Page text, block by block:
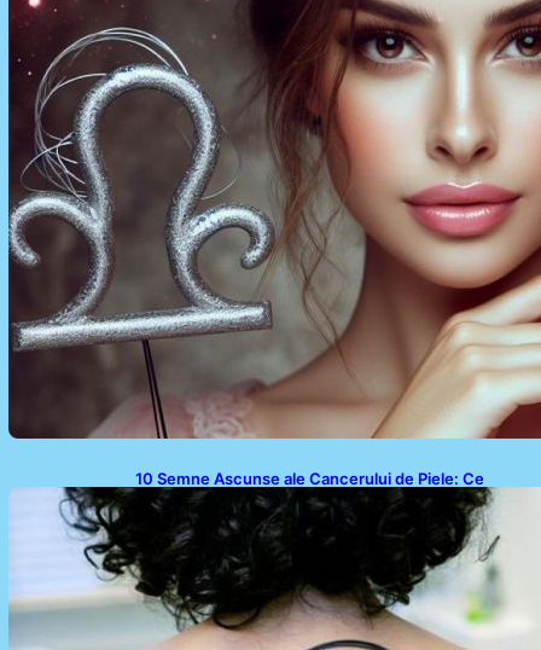
10 Semne Ascunse ale Cancerului de Piele: Ce
Trebuie să Știm pentru a Ne Proteja